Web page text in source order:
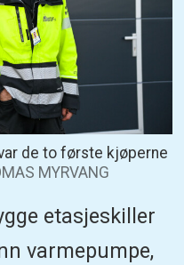
de to første kjøperne
MYRVANG
etasjeskiller
varmepumpe,